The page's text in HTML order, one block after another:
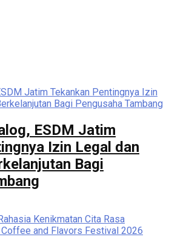
ESDM Jatim
Izin Legal dan
Bagi